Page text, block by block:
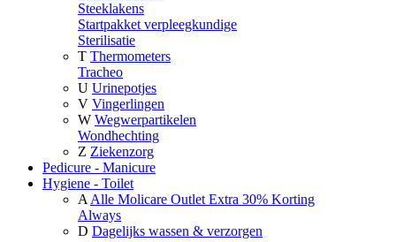
Steeklakens
Startpakket verpleegkundige
Sterilisatie
T Thermometers
Tracheo
U Urinepotjes
V Vingerlingen
W Wegwerpartikelen
Wondhechting
Z Ziekenzorg
Pedicure - Manicure
Hygiene - Toilet
A Alle Molicare Outlet Extra 30% Korting
Always
D Dagelijks wassen & verzorgen